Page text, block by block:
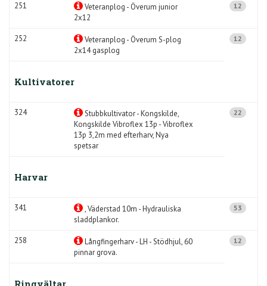
251
Veteranplog - Överum junior
2x12
12
252
Veteranplog - Överum S-plog
2x14 gasplog
12
Kultivatorer
324
Stubbkultivator - Kongskilde,
Kongskilde Vibroflex 13p - Vibroflex
13p 3,2m med efterharv, Nya
spetsar
22
Harvar
341
, Väderstad 10m - Hydrauliska
sladdplankor.
53
258
Långfingerharv - LH - Stödhjul, 60
pinnar grova.
12
Ringvältar